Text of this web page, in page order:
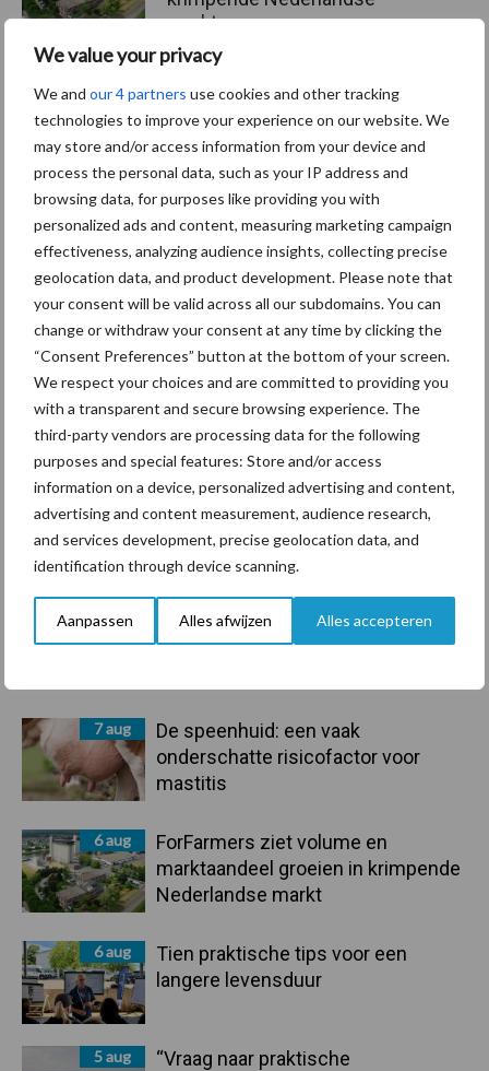
We value your privacy
We and our 4 partners use cookies and other tracking
technologies to improve your experience on our website. We
may store and/or access information from your device and
process the personal data, such as your IP address and
browsing data, for purposes like providing you with
personalized ads and content, measuring marketing campaign
effectiveness, analyzing audience insights, collecting precise
geolocation data, and product development. Please note that
your consent will be valid across all our subdomains. You can
change or withdraw your consent at any time by clicking the
“Consent Preferences” button at the bottom of your screen.
We respect your choices and are committed to providing you
with a transparent and secure browsing experience. The
third-party vendors are processing data for the following
purposes and special features: Store and/or access
information on a device, personalized advertising and content,
advertising and content measurement, audience research,
and services development, precise geolocation data, and
identification through device scanning.
Aanpassen Alles afwijzen Alles accepteren
Primaire
Recent nieuws Partner nieuws
7 aug
Grondstoffenmarkt blijft grillig:
droogte en geopolitiek houden
7 aug
De speenhuid: een vaak
onderschatte risicofactor voor
mastitis
6 aug
ForFarmers ziet volume en
marktaandeel groeien in krimpende
Nederlandse markt
6 aug
Tien praktische tips voor een
langere levensduur
5 aug
“Vraag naar praktische
markt
Themapagina's
Diergezondheid Bemesting Fokkerij
Derogatie Fosfaatrechten
Toon meer